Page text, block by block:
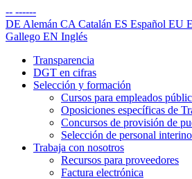
-- ------
DE Alemán CA Catalán ES Español EU
Gallego EN Inglés
Transparencia
DGT en cifras
Selección y formación
Cursos para empleados
Oposiciones específicas de
Concursos de provisión de
Selección de personal interino
Trabaja con nosotros
Recursos para proveedores
Factura electrónica